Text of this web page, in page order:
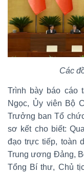
Các
Trình bày báo cáo
Ngọc, Ủy viên Bộ
Trưởng ban Tổ
sơ kết cho biết:
đạo trực tiếp, toàn
Trung ương Đảng,
Tổng Bí thư, Chủ